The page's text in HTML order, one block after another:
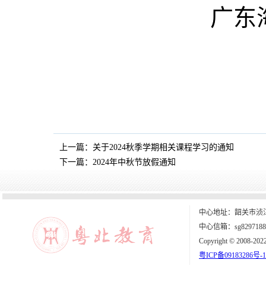
广东
上一篇： 关于2024秋季学期相关课程学习的通知
下一篇： 2024年中秋节放假通知
中心地址：韶关市
中心信箱：
Copyright © 2008-
粤ICP备09183286号-1